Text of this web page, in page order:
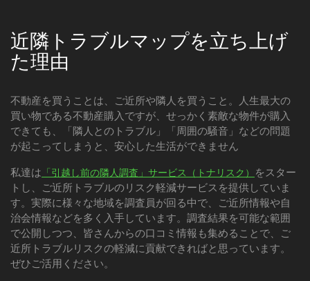
近隣トラブルマップを立ち上げ
た理由
不動産を買うことは、ご近所や隣人を買うこと。人生最大の
買い物である不動産購入ですが、せっかく素敵な物件が購入
できても、「隣人とのトラブル」「周囲の騒音」などの問題
が起こってしまうと、安心した生活ができません
私達は 「引越し前の隣人調査」サービス（トナリスク） をスター
トし、ご近所トラブルのリスク軽減サービスを提供していま
す。実際に様々な地域を調査員が回る中で、ご近所情報や自
治会情報などを多く入手しています。調査結果を可能な範囲
で公開しつつ、皆さんからの口コミ情報も集めることで、ご
近所トラブルリスクの軽減に貢献できればと思っています。
ぜひご活用ください。